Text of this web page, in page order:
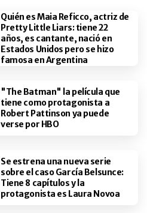
Quién es Maia Reficco, actriz de
Pretty Little Liars: tiene 22
años, es cantante, nació en
Estados Unidos pero se hizo
famosa en Argentina
"The Batman" la película que
tiene como protagonista a
Robert Pattinson ya puede
verse por HBO
Se estrena una nueva serie
sobre el caso García Belsunce:
Tiene 8 capítulos y la
protagonista es Laura Novoa